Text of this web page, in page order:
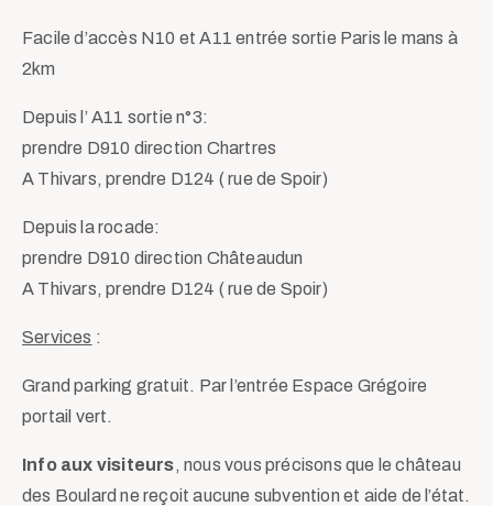
Facile d’accès N10 et A11 entrée sortie Paris le mans à
2km
Depuis l’ A11 sortie n°3:
prendre D910 direction Chartres
A Thivars, prendre D124 ( rue de Spoir)
Depuis la rocade:
prendre D910 direction Châteaudun
A Thivars, prendre D124 ( rue de Spoir)
Services :
Grand parking gratuit. Par l’entrée Espace Grégoire
portail vert.
Info aux visiteurs, nous vous précisons que le château
des Boulard ne reçoit aucune subvention et aide de l’état.